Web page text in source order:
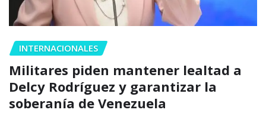
INTERNACIONALES
Militares piden mantener lealtad a
Delcy Rodríguez y garantizar la
soberanía de Venezuela